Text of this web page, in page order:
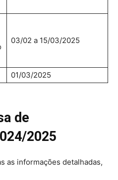
03/02 a 15/03/2025
01/03/2025
de
2025
as informações detalhadas,